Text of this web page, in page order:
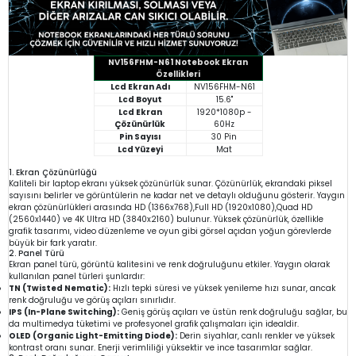
NV156FHM-N61 Notebook Ekran
Özellikleri
Lcd Ekran Adı
NV156FHM-N61
Lcd Boyut
15.6"
Lcd Ekran
Çözünürlük
1920*1080p -
60Hz
Pin Sayısı
30 Pin
Lcd Yüzeyi
Mat
1. Ekran Çözünürlüğü
Kaliteli bir laptop ekranı yüksek çözünürlük sunar. Çözünürlük, ekrandaki piksel
sayısını belirler ve görüntülerin ne kadar net ve detaylı olduğunu gösterir. Yaygın
ekran çözünürlükleri arasında HD (1366x768),Full HD (1920x1080),Quad HD
(2560x1440) ve 4K Ultra HD (3840x2160) bulunur. Yüksek çözünürlük, özellikle
grafik tasarımı, video düzenleme ve oyun gibi görsel açıdan yoğun görevlerde
büyük bir fark yaratır.
2. Panel Türü
Ekran panel türü, görüntü kalitesini ve renk doğruluğunu etkiler. Yaygın olarak
kullanılan panel türleri şunlardır:
TN (Twisted Nematic): Hızlı tepki süresi ve yüksek yenileme hızı sunar, ancak
renk doğruluğu ve görüş açıları sınırlıdır.
IPS (In-Plane Switching): Geniş görüş açıları ve üstün renk doğruluğu sağlar, bu
da multimedya tüketimi ve profesyonel grafik çalışmaları için idealdir.
OLED (Organic Light-Emitting Diode): Derin siyahlar, canlı renkler ve yüksek
kontrast oranı sunar. Enerji verimliliği yüksektir ve ince tasarımlar sağlar.